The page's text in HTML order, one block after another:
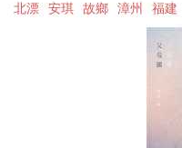
北漂 安琪 故鄉 漳州 福建